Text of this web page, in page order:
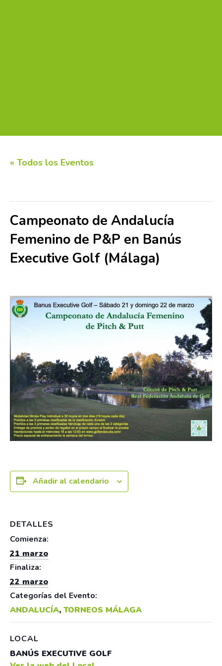
« Todos los Eventos
Campeonato de Andalucía
Femenino de P&P en Banús
Executive Golf (Málaga)
Añadir al calendario
DETALLES
Comienza:
21 marzo
Finaliza:
22 marzo
Categorías del Evento:
ANDALUCÍA, TORNEOS MÁLAGA
LOCAL
BANÚS EXECUTIVE GOLF